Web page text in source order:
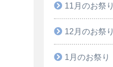
11月のお祭り
12月のお祭り
1月のお祭り